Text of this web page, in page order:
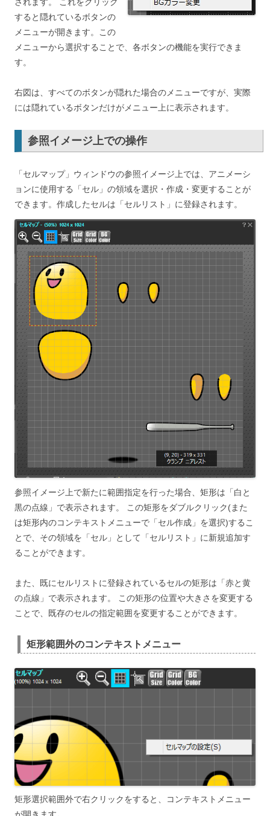
すると隠れているボタンの
メニューが開きます。この
メニューから選択することで、各ボタンの機能を実行できま
す。
右図は、すべてのボタンが隠れた場合のメニューですが、実際
には隠れているボタンだけがメニュー上に表示されます。
参照イメージ上での操作
「セルマップ」ウィンドウの参照イメージ上では、アニメーシ
ョンに使用する「セル」の領域を選択・作成・変更することが
できます。作成したセルは「セルリスト」に登録されます。
参照イメージ上で新たに範囲指定を行った場合、矩形は「白と
黒の点線」で表示されます。 この矩形をダブルクリック(また
は矩形内のコンテキストメニューで「セル作成」を選択)するこ
とで、その領域を「セル」として「セルリスト」に新規追加す
ることができます。
また、既にセルリストに登録されているセルの矩形は「赤と黄
の点線」で表示されます。 この矩形の位置や大きさを変更する
ことで、既存のセルの指定範囲を変更することができます。
矩形範囲外のコンテキストメニュー
矩形選択範囲外で右クリックをすると、コンテキストメニュー